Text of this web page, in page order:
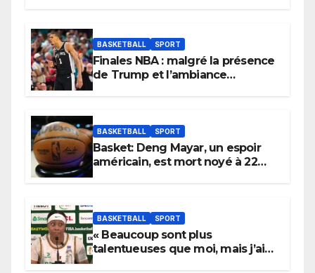
BASKETBALL SPORT
Finales NBA : malgré la présence
de Trump et l’ambiance
BASKETBALL SPORT
Basket: Deng Mayar, un espoir
américain, est mort noyé à 22
BASKETBALL SPORT
« Beaucoup sont plus
talentueuses que moi, mais j’ai